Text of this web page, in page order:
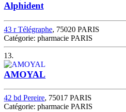
Alphident
43 r Télégraphe, 75020 PARIS
Catégorie: pharmacie PARIS
13.
AMOYAL
42 bd Pereire, 75017 PARIS
Catégorie: pharmacie PARIS